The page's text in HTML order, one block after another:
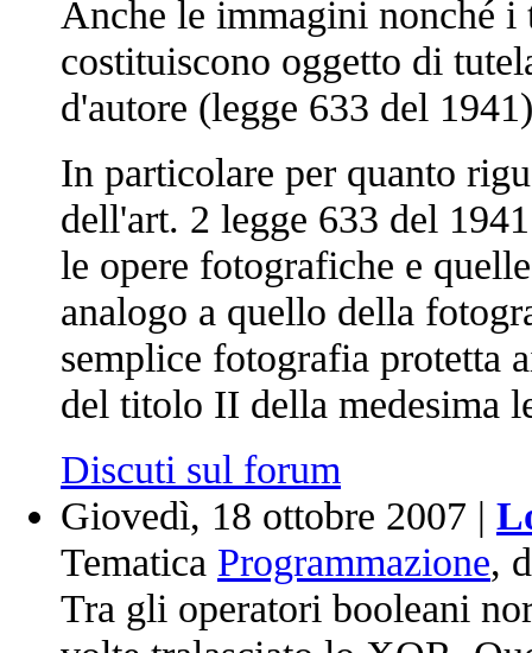
Anche le immagini nonché i
costituiscono oggetto di
d'autore (legge 633 del
In particolare per quanto
dell'art. 2 legge 633 del
le opere fotografiche e
analogo a quello della
semplice fotografia protetta
del titolo II della medesima
Discuti sul forum
Giovedì, 18 ottobre 2007 |
Tematica Programmazione,
Tra gli operatori booleani